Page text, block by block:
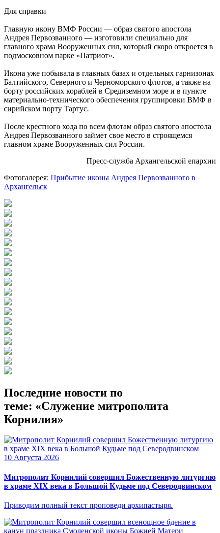
Для справки
Главную икону ВМФ России — образ святого апостола
Андрея Первозванного — изготовили специально для
главного храма Вооруженных сил, который скоро откроется в
подмосковном парке «Патриот».
Икона уже побывала в главных базах и отдельных гарнизонах
Балтийского, Северного и Черноморского флотов, а также на
борту российских кораблей в Средиземном море и в пункте
материально-технического обеспечения группировки ВМФ в
сирийском порту Тартус.
После крестного хода по всем флотам образ святого апостола
Андрея Первозванного займет свое место в строящемся
главном храме Вооруженных сил России.
Пресс-служба Архангельской епархии
Фотогалерея: Прибытие иконы Андрея Первозванного в
Архангельск
Последние новости по
теме: «Служение митрополита
Корнилия»
10 Августа 2026
Митрополит Корнилий совершил Божественную литургию
в храме XIX века в Большой Кудьме под Северодвинском
Приводим полный текст проповеди архипастыря.